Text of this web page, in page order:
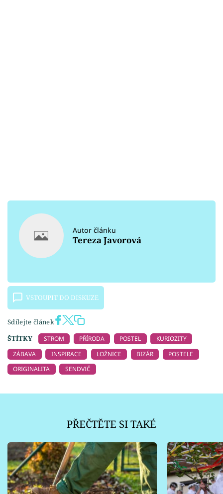
Autor článku
Tereza Javorová
VSTOUPIT DO DISKUZE
Sdílejte článek
ŠTÍTKY
STROM PŘÍRODA POSTEL
KURIOZITY
ZÁBAVA
INSPIRACE LOŽNICE BIZÁR
POSTELE
ORIGINALITA
SENDVIČ
PŘEČTĚTE SI TAKÉ